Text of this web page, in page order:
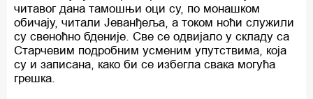
читавог дана тамошњи оци су, по монашком
обичају, читали Јеванђеља, а током ноћи служили
су свеноћно бденије. Све се одвијало у складу са
Старчевим подробним усменим упутствима, која
су и записана, како би се избегла свака могућа
грешка.